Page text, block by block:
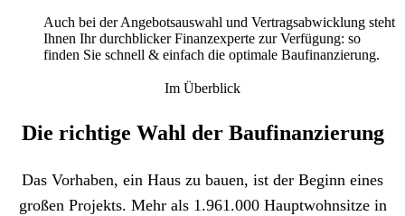
Auch bei der Angebotsauswahl und Vertragsabwicklung steht
Ihnen Ihr durchblicker Finanzexperte zur Verfügung: so
finden Sie schnell & einfach die optimale Baufinanzierung.
Im Überblick
Die richtige Wahl der Baufinanzierung
Das Vorhaben, ein Haus zu bauen, ist der Beginn eines
großen Projekts. Mehr als 1.961.000 Hauptwohnsitze in